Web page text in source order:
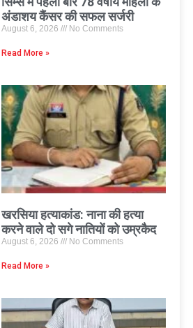
अंडाशय कैंसर की सफल सर्जरी
August 6, 2026 No Comments
Read More »
खरसिया हत्याकांड: नाना की हत्या
करने वाले दो सगे नातियों को उम्रकैद
August 6, 2026 No Comments
Read More »